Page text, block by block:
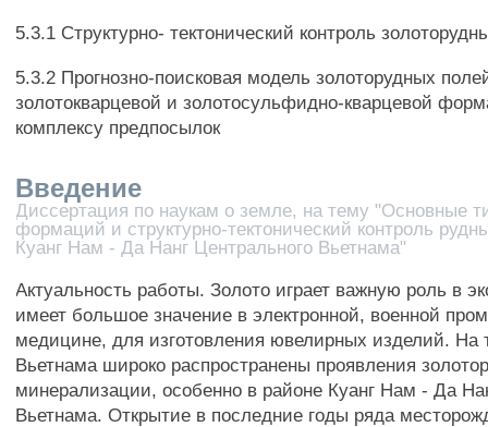
5.3.1 Структурно- тектонический контроль
5.3.2 Прогнозно-поисковая модель золоторудных
золотокварцевой и золотосульфидно-кварцевой
комплексу предпосылок
Введение
Диссертация по наукам о земле, на тему "Основные
формаций и структурно-тектонический контроль
Куанг Нам - Да Нанг Центрального Вьетнама"
Актуальность работы. Золото играет важную роль в
имеет большое значение в электронной, военной
медицине, для изготовления ювелирных изделий. На
Вьетнама широко распространены проявления
минерализации, особенно в районе Куанг Нам - Да
Вьетнама. Открытие в последние годы ряда